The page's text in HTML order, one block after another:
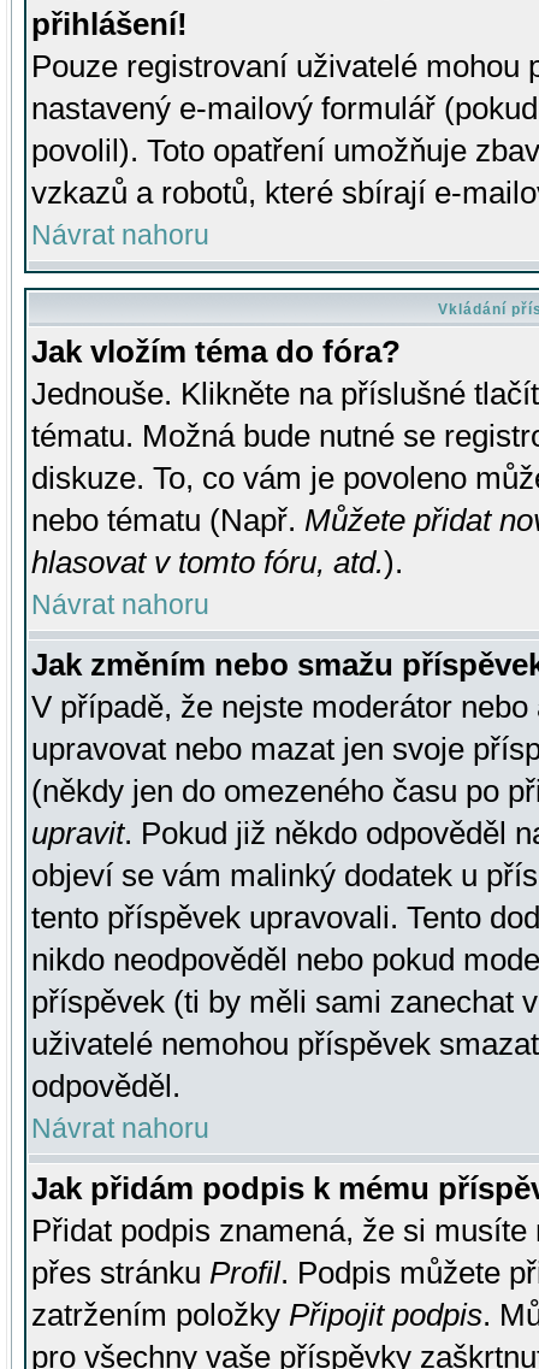
přihlášení!
Pouze registrovaní uživatelé mohou
nastavený e-mailový formulář
povolil). Toto opatření umožňuje
vzkazů a robotů, které sbírají e-
Návrat nahoru
Vkládání
Jak vložím téma do fóra?
Jednouše. Klikněte na příslušné
tématu. Možná bude nutné se
diskuze. To, co vám je povoleno
nebo tématu (Např. Můžete přidat
hlasovat v tomto fóru, atd.).
Návrat nahoru
Jak změním nebo smažu
V případě, že nejste moderátor
upravovat nebo mazat jen svoje
(někdy jen do omezeného času po
upravit. Pokud již někdo odpověděl
objeví se vám malinký dodatek u
tento příspěvek upravovali. Tento
nikdo neodpověděl nebo pokud
příspěvek (ti by měli sami zanechat
uživatelé nemohou příspěvek
odpověděl.
Návrat nahoru
Jak přidám podpis k mému
Přidat podpis znamená, že si
přes stránku Profil. Podpis můžete
zatržením položky Připojit podpis.
pro všechny vaše příspěvky